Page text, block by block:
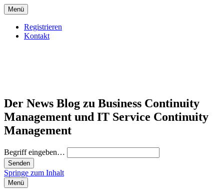
Menü
Registrieren
Kontakt
Der News Blog zu Business Continuity
Management und IT Service Continuity
Management
Begriff eingeben…
Springe zum Inhalt
Menü